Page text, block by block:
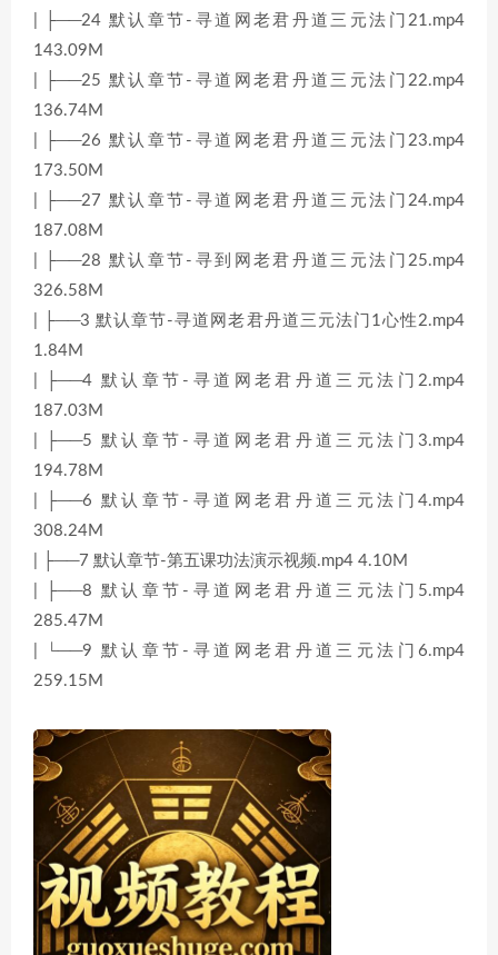
| ├──24 默认章节-寻道网老君丹道三元法门21.mp4
143.09M
| ├──25 默认章节-寻道网老君丹道三元法门22.mp4
136.74M
| ├──26 默认章节-寻道网老君丹道三元法门23.mp4
173.50M
| ├──27 默认章节-寻道网老君丹道三元法门24.mp4
187.08M
| ├──28 默认章节-寻到网老君丹道三元法门25.mp4
326.58M
| ├──3 默认章节-寻道网老君丹道三元法门1心性2.mp4
1.84M
| ├──4 默认章节-寻道网老君丹道三元法门2.mp4
187.03M
| ├──5 默认章节-寻道网老君丹道三元法门3.mp4
194.78M
| ├──6 默认章节-寻道网老君丹道三元法门4.mp4
308.24M
| ├──7 默认章节-第五课功法演示视频.mp4 4.10M
| ├──8 默认章节-寻道网老君丹道三元法门5.mp4
285.47M
| └──9 默认章节-寻道网老君丹道三元法门6.mp4
259.15M